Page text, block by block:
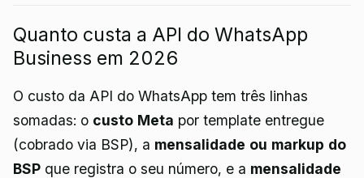
Quanto custa a API do WhatsApp
Business em 2026
O custo da API do WhatsApp tem três linhas
somadas: o custo Meta por template entregue
(cobrado via BSP), a mensalidade ou markup do
BSP que registra o seu número, e a mensalidade